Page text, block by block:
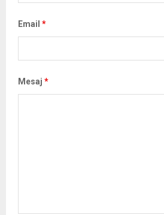
Email *
Mesaj *